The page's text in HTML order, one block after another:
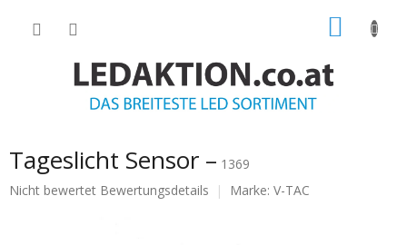
Tageslicht Sensor – 1369
Die
Nicht bewertet Bewertungsdetails Marke: V-TAC